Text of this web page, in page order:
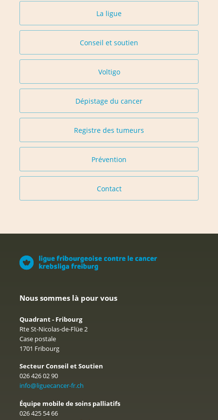
La ligue
Conseil et soutien
Voltigo
Dépistage du cancer
Registre des tumeurs
Prévention
Contact
Nous sommes là pour vous
Quadrant - Fribourg
Rte St-Nicolas-de-Flüe 2
Case postale
1701 Fribourg
Secteur Conseil et Soutien
026 426 02 90
info@liguecancer-fr.ch
Équipe mobile de soins palliatifs
026 425 54 66